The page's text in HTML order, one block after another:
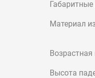
Материал
Возрастная
Высота